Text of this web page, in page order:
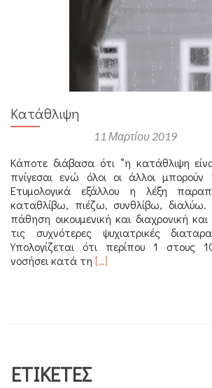
Κατάθλιψη
11 Μαρτίου 2019
Κάποτε διάβασα ότι “η κατάθλιψη
πνίγεσαι ενώ όλοι οι άλλοι μπορούν
Ετυμολογικά εξάλλου η λέξη
καταθλίβω, πιέζω, συνθλίβω, διαλύω.
πάθηση οικουμενική και διαχρονική
τις συχνότερες ψυχιατρικές
Υπολογίζεται ότι περίπου 1
νοσήσει κατά τη Διαβάστε
[…]
ΕΤΙΚΈΤΕΣ